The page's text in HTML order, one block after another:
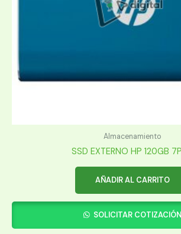
Almacenamiento
SSD EXTERNO HP 120GB
AÑADIR AL CARRITO
SOLICITAR COTIZACIÓN